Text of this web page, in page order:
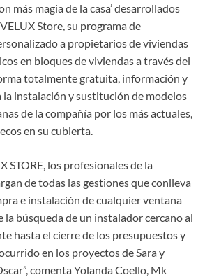
más magia de la casa’ desarrollados
Store, su programa de
a propietarios de viviendas
en bloques de viviendas a través del
totalmente gratuita, información y
la instalación y sustitución de modelos
de la compañía por los más actuales,
en su cubierta.
STORE, los profesionales de la
de todas las gestiones que conlleva
e instalación de cualquier ventana
la búsqueda de un instalador cercano al
hasta el cierre de los presupuestos y
en los proyectos de Sara y
comenta Yolanda Coello, Mk